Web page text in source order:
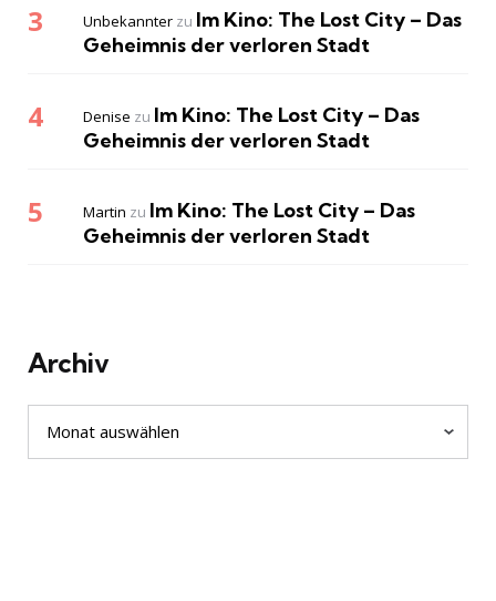
Unbekannter zu Im Kino: The Lost City – Das
Geheimnis der verloren Stadt
Denise zu Im Kino: The Lost City – Das
Geheimnis der verloren Stadt
Martin zu Im Kino: The Lost City – Das
Geheimnis der verloren Stadt
Archiv